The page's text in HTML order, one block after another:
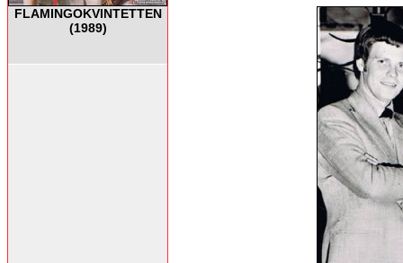
FLAMINGOKVINTETTEN
(1989)